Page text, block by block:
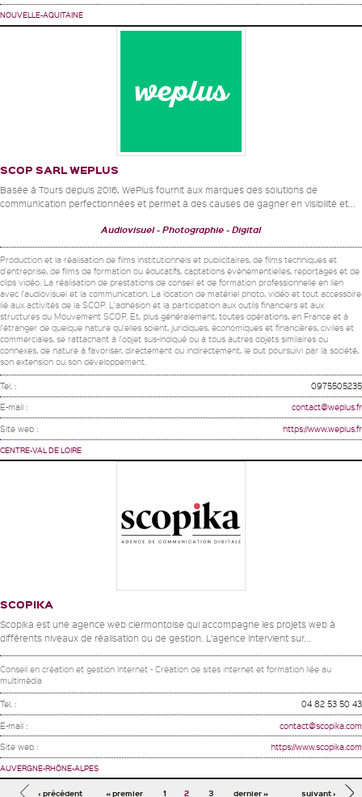
NOUVELLE-AQUITAINE
SCOP SARL WEPLUS
Basée à Tours depuis 2016, WePlus fournit aux marques des solutions de
communication perfectionnées et permet à des causes de gagner en visibilité et...
Audiovisuel Photographie Digital
Production et la réalisation de films institutionnels et publicitaires, de films techniques et
d'entreprise, de films de formation ou éducatifs, captations évènementielles, reportages et de
clips vidéo. La réalisation de prestations de conseil et de formation professionnelle en lien
avec l'audiovisuel et la communication. La location de matériel photo, vidéo et tout accessoire
lié aux activités de la SCOP. L'adhésion et la participation aux outils financiers et aux
structures du Mouvement SCOP. Et, plus généralement, toutes opérations, en France et à
l'étranger de quelque nature qu'elles soient, juridiques, économiques et financières, civiles et
commerciales, se rattachant à l'objet sus-indiqué ou à tous autres objets similaires ou
connexes, de nature à favoriser, directement ou indirectement, le but poursuivi par la société,
son extension ou son développement.
Tel. : 0975505235
E-mail : contact@weplus.fr
Site web : https://www.weplus.fr
CENTRE-VAL DE LOIRE
SCOPIKA
Scopika est une agence web clermontoise qui accompagne les projets web à
différents niveaux de réalisation ou de gestion. L’agence intervient sur...
Conseil en création et gestion Internet - Création de sites internet et formation liée au
multimédia
Tel. : 04 82 53 50 43
E-mail : contact@scopika.com
Site web : https://www.scopika.com
AUVERGNE-RHÔNE-ALPES
Pages
« premier
‹ précédent 1 2 3 suivant ›
dernier »